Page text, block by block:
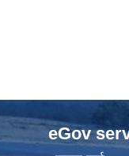
eGov